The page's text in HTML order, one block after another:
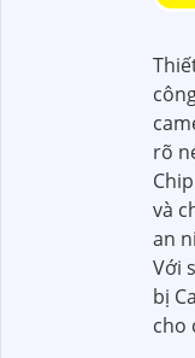
rõ
và
an
Với
bị
cho